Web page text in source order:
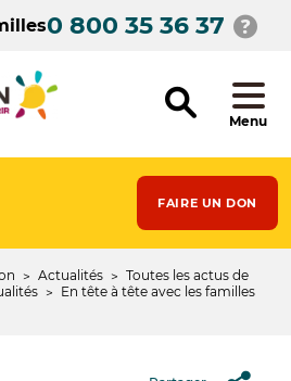
0 800 35 36 37
Menu
FAIRE UN DON
Actualités
Toutes les actus de
En tête à tête avec les familles